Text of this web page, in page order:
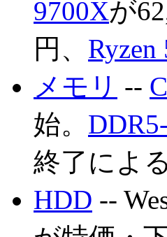
9700Xが
円、 Ryzen
メモリ --
始。
終了によ
HDD --